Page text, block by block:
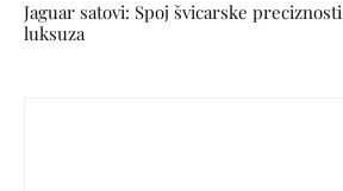
Jaguar satovi: Spoj švicarske
luksuza